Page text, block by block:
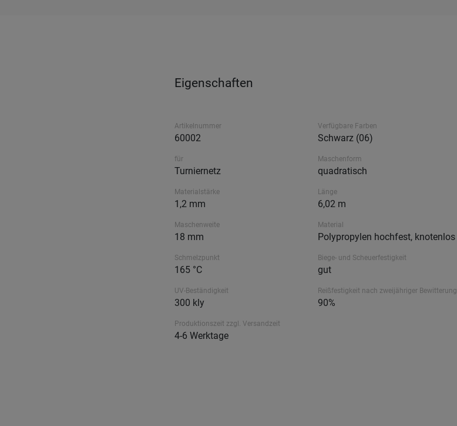
Eigenschaften
Artikelnummer
60002
Verfügbare Farben
Schwarz (06)
für
Turniernetz
Maschenform
quadratisch
Materialstärke
1,2 mm
Länge
6,02 m
Maschenweite
18 mm
Material
Polypropylen hochfest, knotenlos
Schmelzpunkt
165 °C
Biege- und Scheuerfestigkeit
gut
UV-Beständigkeit
300 kly
Reißfestigkeit nach zweijähriger Bewitterung
90%
Produktionszeit zzgl. Versandzeit
4-6 Werktage